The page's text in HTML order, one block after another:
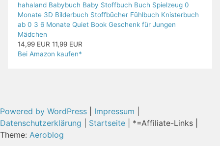
hahaland Babybuch Baby Stoffbuch Buch Spielzeug 0
Monate 3D Bilderbuch Stoffbücher Fühlbuch Knisterbuch
ab 0 3 6 Monate Quiet Book Geschenk für Jungen
Mädchen
14,99 EUR 11,99 EUR
Bei Amazon kaufen*
Powered by WordPress Impressum
Datenschutzerklärung
Startseite | *=Affiliate-Links |
Theme: Aeroblog